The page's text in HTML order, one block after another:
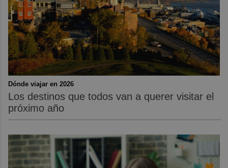
Dónde viajar en 2026
Los destinos que todos van a querer visitar el
próximo año